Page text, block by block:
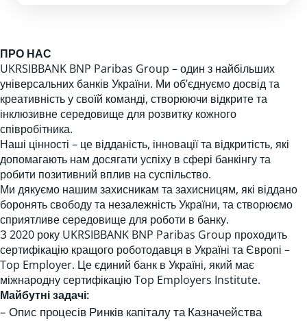
ПРО НАС
UKRSIBBANK BNP Paribas Group – один з найбільших
універсальних банків України. Ми об’єднуємо досвід та
креативність у своїй команді, створюючи відкрите та
інклюзивне середовище для розвитку кожного
співробітника.
Наші цінності – це відданість, інновації та відкритість, які
допомагають нам досягати успіху в сфері банкінгу та
робити позитивний вплив на суспільство.
Ми дякуємо нашим захисникам та захисницям, які віддано
боронять свободу та незалежність України, та створюємо
сприятливе середовище для роботи в банку.
З 2020 року UKRSIBBANK BNP Paribas Group проходить
сертифікацію кращого роботодавця в Україні та Європі –
Top Employer. Це єдиний банк в Україні, який має
міжнародну сертифікацію Top Employers Institute.
Майбутні задачі:
– Опис процесів Ринків капіталу та Казначейства